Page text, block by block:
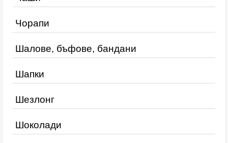
Чорапи
Шалове, бъфове, бандани
Шапки
Шезлонг
Шоколади